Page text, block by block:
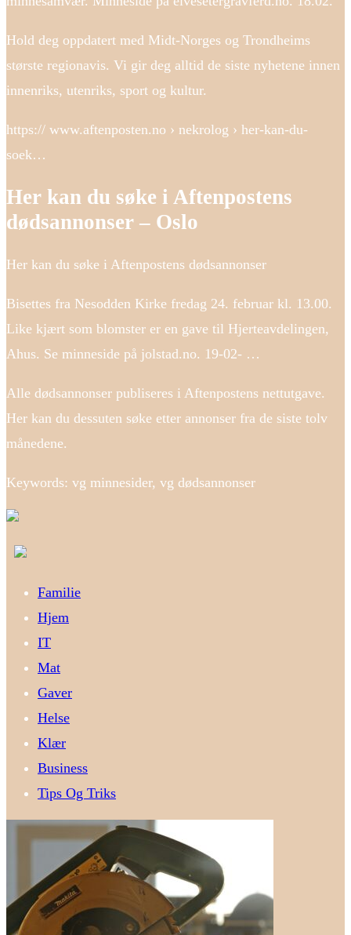
Hold deg oppdatert med Midt-Norges og Trondheims
største regionavis. Vi gir deg alltid de siste nyhetene innen
innenriks, utenriks, sport og kultur.
https:// www.aftenposten.no › nekrolog › her-kan-du-
soek…
Her kan du søke i Aftenpostens
dødsannonser – Oslo
Her kan du søke i Aftenpostens dødsannonser
Bisettes fra Nesodden Kirke fredag 24. februar kl. 13.00.
Like kjært som blomster er en gave til Hjerteavdelingen,
Ahus. Se minneside på jolstad.no. 19-02- …
Alle dødsannonser publiseres i Aftenpostens nettutgave.
Her kan du dessuten søke etter annonser fra de siste tolv
månedene.
Keywords: vg minnesider, vg dødsannonser
Familie
Hjem
IT
Mat
Gaver
Helse
Klær
Business
Tips Og Triks